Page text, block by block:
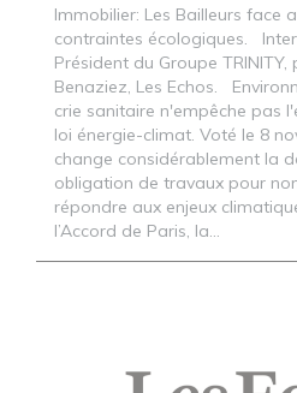
Immobilier: Les Bailleurs face
contraintes écologiques.
Président du Groupe
Benaziez, Les Echos.
crie sanitaire n'empêche pas
loi énergie-climat. Voté le 8
change considérablement la
obligation de travaux pour
répondre aux enjeux
l’Accord de Paris, la...